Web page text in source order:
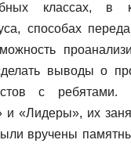
классах, в
способах
выводы о
с
и «Лидеры», их
вручены